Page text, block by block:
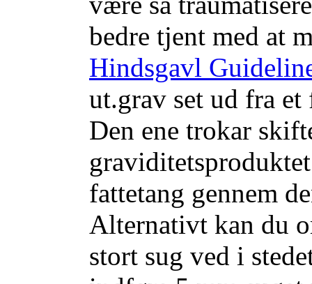
bedre tjent med at
Hindsgavl
ut.grav set ud fra
Den ene trokar
fattetang gennem
Alternativt kan du
stort sug ved i